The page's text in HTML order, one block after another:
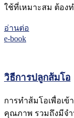
ใช้ที่เหมาะสม ต้อง
อ่านต่อ
e-book
วิธีการปลูกส้มโอ
การทำส้มโอเพื่อเ
คุณภาพ รวมถึงมีจ